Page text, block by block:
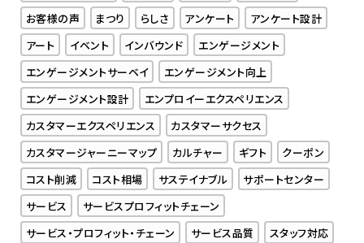
お客様の声
まつり らしさ アンケート
アンケート設計
アート
イベント インバウンド
エンゲージメント
エンゲージメントサーベイ
エンゲージメント向上
エンゲージメント設計
エンプロイーエクスペリエンス
カスタマーエクスペリエンス
カスタマーサクセス
カスタマージャーニーマップ
カルチャー ギフト
クーポン
コスト削減
コスト相場 サステイナブル
サポートセンター
サービス
サービスプロフィットチェーン
サービス・プロフィット・チェーン
サービス品質
スタッフ対応